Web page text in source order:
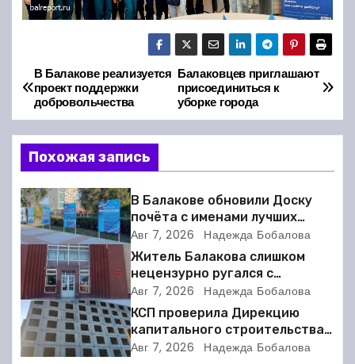
Н
а
в
и
г
а
ц
и
я
Балаковцев приглашают
присоединиться к
уборке города
В Балакове реализуется
проект поддержки
добровольчества
Похожая запись
В Балакове обновили Доску
почёта с именами лучших
спортсменов. Фото
Авг 7, 2026 Надежда Бобалова
Житель Балакова слишком
нецензурно ругался с
соседкой и получил двое суток
ареста
Авг 7, 2026 Надежда Бобалова
КСП проверила Дирекцию
капитального строительства в
Балакове и нашла множество
Авг 7, 2026 Надежда Бобалова